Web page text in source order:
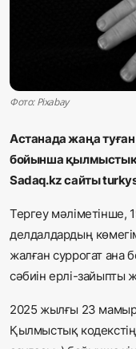
Спорт
Журналистік
Қазақ тілі
Фото: Pixabay
Астанада жаңа
бойынша қылмыстық
Sadaq.kz сайты
Тергеу мәліметінше,
делдалдардың
жалған суррогат ана
сәбиін ерлі-зайыпты
2025 жылғы 23
Қылмыстық